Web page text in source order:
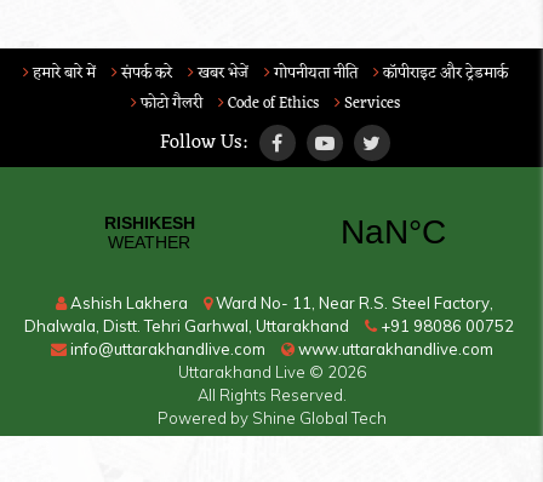
हमारे बारे में संपर्क करे खबर भेजें गोपनीयता नीति
कॉपीराइट और ट्रेडमार्क
फोटो गैलरी
Code of Ethics Services
Follow Us:
Ashish Lakhera
Ward No- 11, Near R.S. Steel Factory,
Dhalwala, Distt. Tehri Garhwal, Uttarakhand
+91 98086 00752
info@uttarakhandlive.com
www.uttarakhandlive.com
Uttarakhand Live © 2026
All Rights Reserved.
Powered by Shine Global Tech